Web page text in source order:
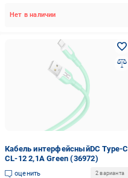
Нет в наличии
Кабель интерфейсныйDC Type-C
CL-12 2,1A Green (36972)
оценить 2 варианта